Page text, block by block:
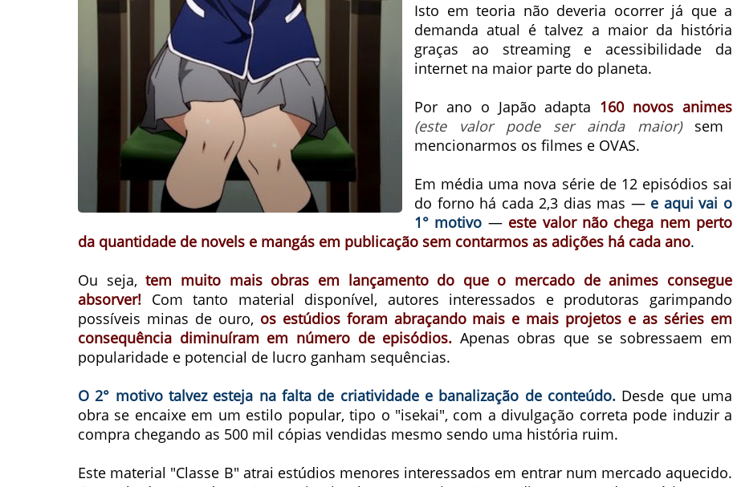
Isto em teoria não deveria ocorrer já que a
demanda atual é talvez a maior da história
graças ao streaming e acessibilidade da
internet na maior parte do planeta.
Por ano o Japão adapta 160 novos animes
(este valor pode ser ainda maior) sem
mencionarmos os filmes e OVAS.
Em média uma nova série de 12 episódios sai
do forno há cada 2,3 dias mas — e aqui vai o
1° motivo — este valor não chega nem perto
da quantidade de novels e mangás em publicação sem contarmos as adições há cada ano.
Ou seja,tem muito mais obras em lançamento do que o mercado de animes consegue
absorver! Com tanto material disponível, autores interessados e produtoras garimpando
possíveis minas de ouro, os estúdios foram abraçando mais e mais projetos e as séries em
consequência diminuíram em número de episódios. Apenas obras que se sobressaem em
popularidade e potencial de lucro ganham sequências.
O 2° motivo talvez esteja na falta de criatividade e banalização de conteúdo. Desde que uma
obra se encaixe em um estilo popular, tipo o "isekai", com a divulgação correta pode induzir a
compra chegando as 500 mil cópias vendidas mesmo sendo uma história ruim.
Este material "Classe B" atrai estúdios menores interessados em entrar num mercado aquecido.